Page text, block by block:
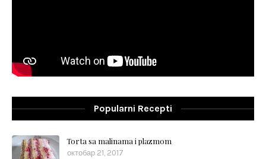
Popularni Recepti
Torta sa malinama i plazmom
октобар 21, 2017